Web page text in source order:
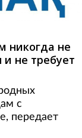
никогда не
не требует
с
передает